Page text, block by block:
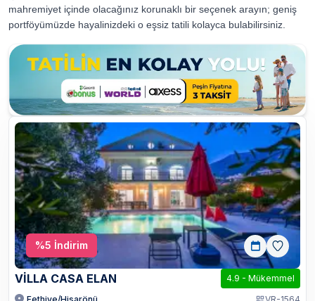
mahremiyet içinde olacağınız korunaklı bir seçenek arayın; geniş
portföyümüzde hayalinizdeki o eşsiz tatili kolayca bulabilirsiniz.
%5 İndirim
VİLLA CASA ELAN 4.9 - Mükemmel